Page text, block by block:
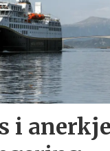
i